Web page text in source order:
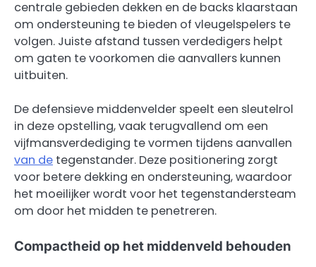
centrale gebieden dekken en de backs klaarstaan
om ondersteuning te bieden of vleugelspelers te
volgen. Juiste afstand tussen verdedigers helpt
om gaten te voorkomen die aanvallers kunnen
uitbuiten.
De defensieve middenvelder speelt een sleutelrol
in deze opstelling, vaak terugvallend om een
vijfmansverdediging te vormen tijdens aanvallen
van de tegenstander. Deze positionering zorgt
voor betere dekking en ondersteuning, waardoor
het moeilijker wordt voor het tegenstandersteam
om door het midden te penetreren.
Compactheid op het middenveld behouden